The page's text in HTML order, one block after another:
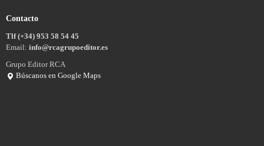
Contacto
Tlf (+34) 953 58 54 45
Email: info@rcagrupoeditor.es
Grupo Editor RCA
Búscanos en Google Maps